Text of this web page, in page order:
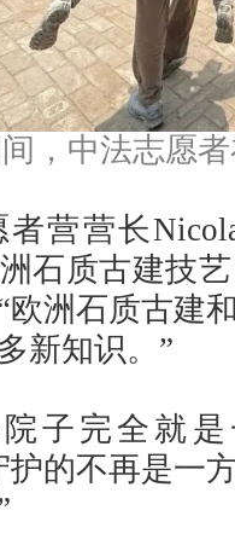
，中法志愿
者营营长
石质古建技
欧洲石质古建
新知识。”
子完全就
护的不再是一